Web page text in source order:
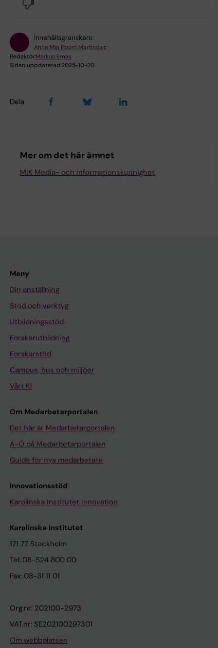
Innehållsgranskare:
Anna Mia Eborn Martinovic
Redaktör:Markus Emas
Sidan uppdaterad:2025-10-20
Dela
Mer om det här ämnet
MIK Media- och informationskunnighet
Meny
Din anställning
Stöd och verktyg
Utbildningsstöd
Forskarutbildning
Forskarstöd
Campus, hus och miljöer
Vårt KI
Om Medarbetarportalen
Det här är Medarbetarportalen
A-Ö på Medarbetarportalen
Guide för nya medarbetare
Innovationsstöd
Karolinska Institutet Innovation
Karolinska Institutet
171 77 Stockholm
Tel: 08-524 800 00
Fax: 08-31 11 01
Org.nr: 202100-2973
VAT.nr: SE202100297301
Om webbplatsen